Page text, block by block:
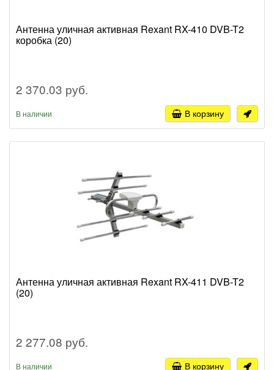
Антенна уличная активная Rexant RX-410 DVB-T2
коробка (20)
2 370.03 руб.
В наличии В корзину
Антенна уличная активная Rexant RX-411 DVB-T2
(20)
2 277.08 руб.
В наличии В корзину